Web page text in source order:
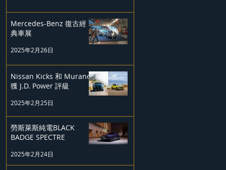
Mercedes-Benz 復古經
典車展
2025年2月26日
Nissan Kicks 和 Murano
獲 J.D. Power 評級
2025年2月25日
勞斯萊斯純電BLACK
BADGE SPECTRE
2025年2月24日